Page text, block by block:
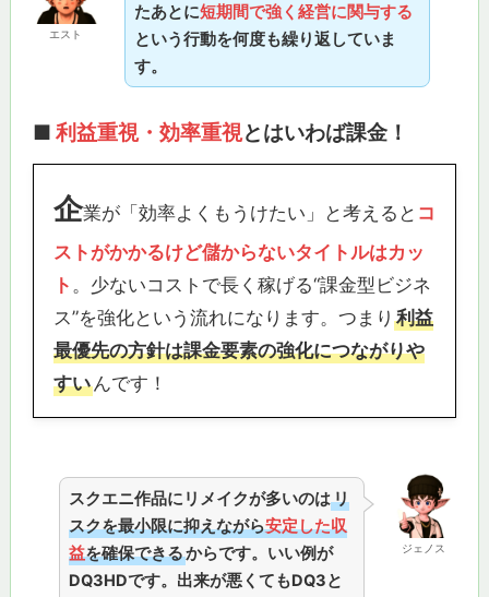
エスト
たあとに短期間で強く経営に関与する
という行動を何度も繰り返していま
す。
■ 利益重視・効率重視とはいわば課金！
企業が「効率よくもうけたい」と考えると コ
ストがかかるけど儲からないタイトルはカッ
ト 。少ないコストで長く稼げる“課金型ビジネ
ス”を強化という流れになります。つまり 利益
最優先の方針は課金要素の強化につながりや
すいんです！
ジェノス
スクエニ作品にリメイクが多いのはリ
スクを最小限に抑えながら安定した収
益を確保できるからです。いい例が
DQ3HDです。出来が悪くてもDQ3と